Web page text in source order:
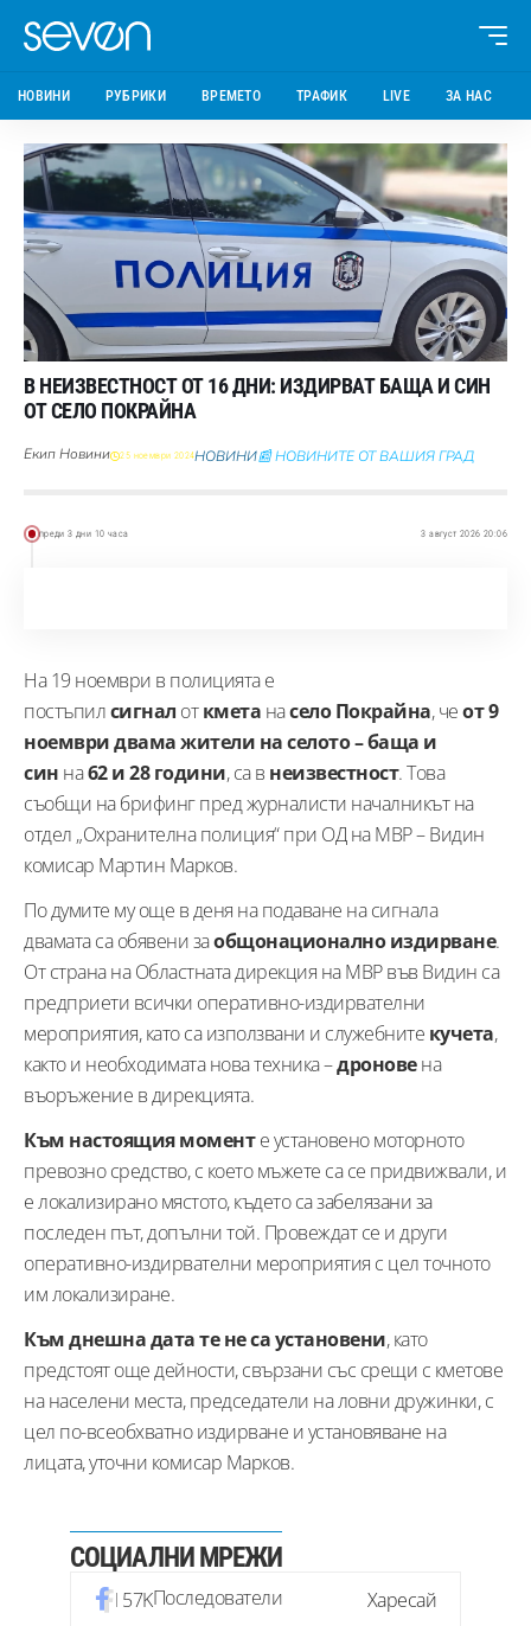
НОВИНИ РУБРИКИ ВРЕМЕТО ТРАФИК LIVE ЗА НАС
В НЕИЗВЕСТНОСТ ОТ 16 ДНИ: ИЗДИРВАТ БАЩА И СИН
ОТ СЕЛО ПОКРАЙНА
Екип Новини 25 ноември 2024НОВИНИ📰 НОВИНИТЕ ОТ ВАШИЯ ГРАД
преди 3 дни 10 часа 3 август 2026 20:06
На 19 ноември в полицията е
постъпилсигнал откмета насело Покрайна, чеот 9
ноември двама жители на селото – баща и
син на62 и 28 години, са в неизвестност. Това
съобщи на брифинг пред журналисти началникът на
отдел „Охранителна полиция“ при ОД на МВР – Видин
комисар Мартин Марков.
По думите му още в деня на подаване на сигнала
двамата са обявени заобщонационално издирване.
От страна на Областната дирекция на МВР във Видин са
предприети всички оперативно-издирвателни
мероприятия, като са използвани и служебните кучета,
както и необходимата нова техника –дроновена
въоръжение в дирекцията.
Към настоящия моменте установено моторното
превозно средство, с което мъжете са се придвижвали, и
е локализирано мястото, където са забелязани за
последен път, допълни той. Провеждат се и други
оперативно-издирвателни мероприятия с цел точното
им локализиране.
Към днешна дата те не са установени, като
предстоят още дейности, свързани със срещи с кметове
на населени места, председатели на ловни дружинки, с
цел по-всеобхватно издирване и установяване на
лицата, уточни комисар Марков.
СОЦИАЛНИ МРЕЖИ
57KПоследователи Харесай